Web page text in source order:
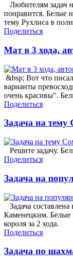
Любителям задач
понравится. Белые
тему Рухлиса в
Поделиться
Мат в 3 хода,
&bsp; Вот что
варианты
очень красивы".
Поделиться
Задача на тему
Решите задачу.
Поделиться
Задача на
Задача
Каменецким. Белые
короля за 2 хода.
Поделиться
Задача по